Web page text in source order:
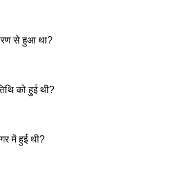
से हुआ था?
को हुई थी?
में हुई थी?